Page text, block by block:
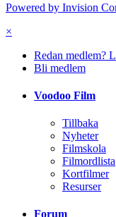
Powered by Invision
×
Redan medlem?
Bli medlem
Voodoo Film
Tillbaka
Nyheter
Filmskola
Filmordlista
Kortfilmer
Resurser
Forum